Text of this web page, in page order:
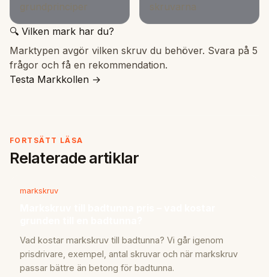
grundprinciper
skruvarna
🔍 Vilken mark har du?
Marktypen avgör vilken skruv du behöver. Svara på 5
frågor och få en rekommendation.
Testa Markkollen →
FORTSÄTT LÄSA
Relaterade artiklar
markskruv
Vad kostar markskruv till badtunna? Vi går igenom
prisdrivare, exempel, antal skruvar och när markskruv
passar bättre än betong för badtunna.